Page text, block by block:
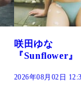
藤水咲桜『花
だまり』
2026年08月02日